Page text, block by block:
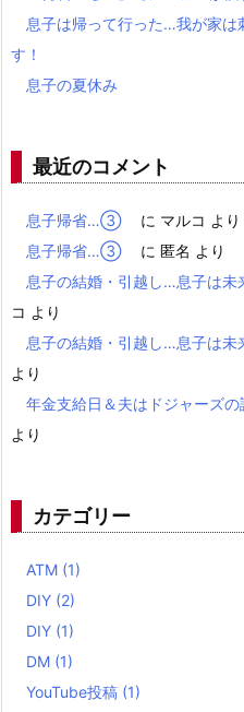
息子は帰って行った…我が家は
す！
息子の夏休み
最近のコメント
息子帰省…③ に マルコ より
息子帰省…③
に 匿名 より
息子の結婚・引越し…息子は未
コ より
息子の結婚・引越し…息子は未
より
年金支給日＆夫はドジャーズ
より
カテゴリー
ATM (1)
DIY (2)
DIY (1)
DM (1)
YouTube投稿 (1)